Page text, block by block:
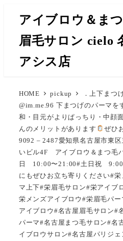
アイブロウ＆ま
眉毛サロン cielo
アシス店
HOME pickup
．上下まつ
@im.me.96 下まつげのパーマを
和・目元がよりぱっちり・中顔
んのメリットがあります
ぜひ
9092 – 2487愛知県名古屋市
いビル4F アイブロウ＆まつ毛
日 10:00〜21:00#土日祝 9:00
にもぜひお立ち寄りください#
マ上下#栄眉毛サロン#栄アイブ
栄メンズアイブロウ#栄眉毛パ
アイブロウ#名古屋眉毛サロン#
パーマ#名古屋まつ毛サロン#名
イブロウサロン#名古屋パリジ